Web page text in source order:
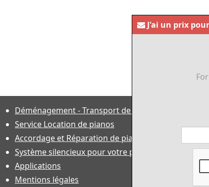
J'ai un prix
Déménagement - Transport de pianos
Service Location de pianos
Accordage et Réparation de piano
Système silencieux pour votre piano
Applications
Mentions légales